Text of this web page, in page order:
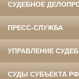
СУДЕБНОЕ
ПРЕСС-СЛУЖБА
УПРАВЛЕНИЕ
СУДЫ СУБЪЕКТА РФ